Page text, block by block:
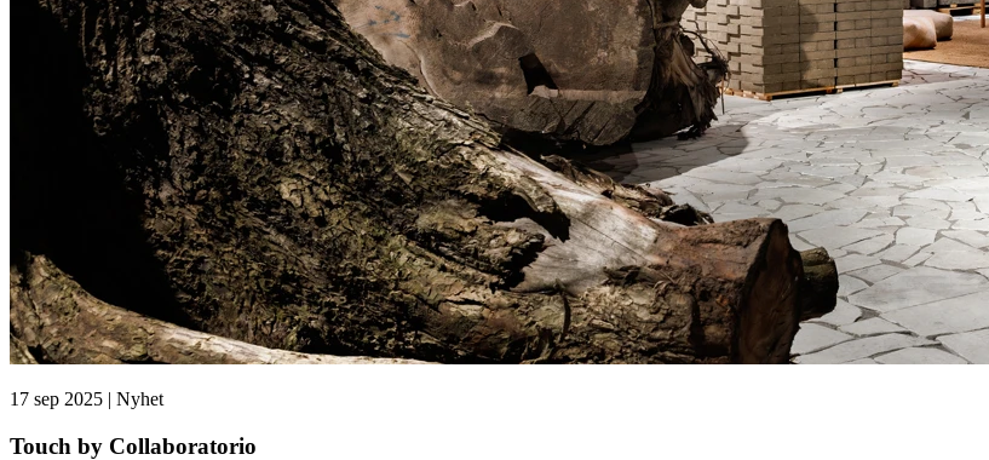
17 sep 2025 | Nyhet
Touch by Collaboratorio